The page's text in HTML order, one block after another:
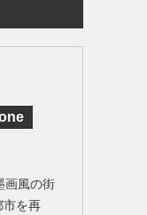
画風の街
市を再